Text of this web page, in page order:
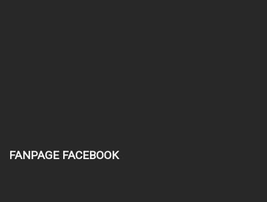
FANPAGE FACEBOOK